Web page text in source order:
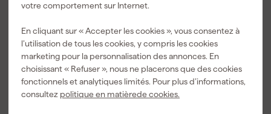
votre comportement sur Internet.
En cliquant sur « Accepter les cookies », vous consentez à
l’utilisation de tous les cookies, y compris les cookies
marketing pour la personnalisation des annonces. En
choisissant « Refuser », nous ne placerons que des cookies
fonctionnels et analytiques limités. Pour plus d’informations,
consultez politique en matièrede cookies.
DeWALT
DWHT42801-
DeWALT
DWHT77100
DeWALT